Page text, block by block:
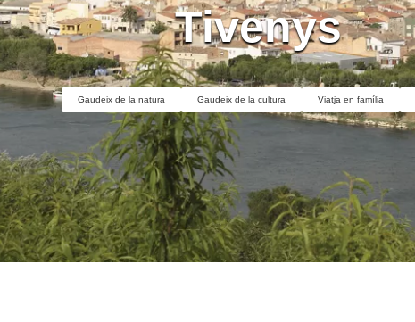
Tivenys
Gaudeix de la natura Gaudeix de la cultura Viatja en família